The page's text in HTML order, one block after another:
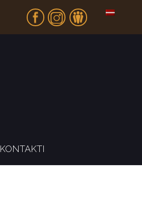
Fb In Dr
KONTAKTI